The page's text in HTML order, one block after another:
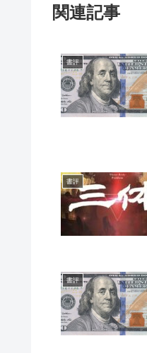
関連記事
書評
書評
書評